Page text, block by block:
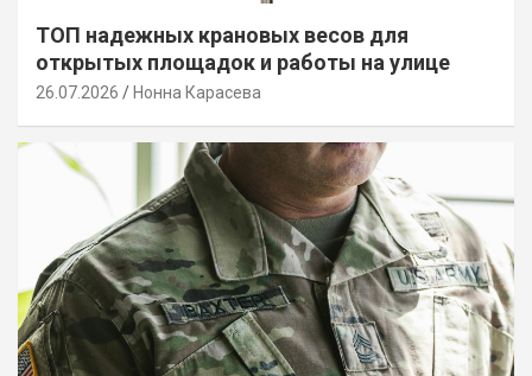
ТОП надежных крановых весов для
открытых площадок и работы на улице
26.07.2026 Нонна Карасева